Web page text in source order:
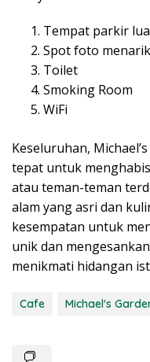
Tempat parkir
Spot foto menarik
Toilet
Smoking Room
WiFi
Keseluruhan,
tepat untuk
atau teman-teman
alam yang asri dan
kesempatan untuk
unik dan
menikmati hidangan
Cafe Michael's